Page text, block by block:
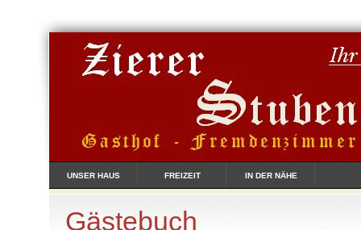
UNSER HAUS FREIZEIT IN DER NÄHE
Gästebuch